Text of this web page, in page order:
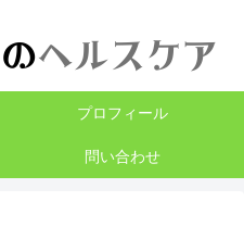
プロフィール
問い合わせ